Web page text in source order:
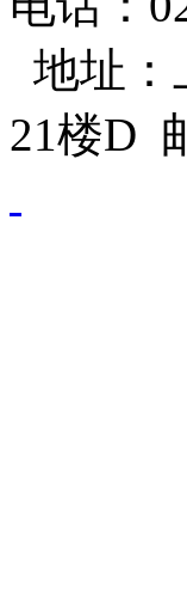
地址：
21楼D